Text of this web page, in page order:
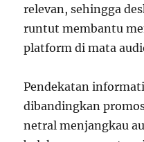
relevan, sehingga
runtut membantu
platform di mata
Pendekatan
dibandingkan
netral menjangkau